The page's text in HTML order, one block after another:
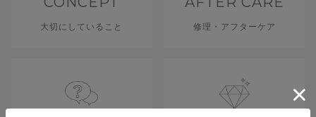
大切にしていること 修理・アフターケア